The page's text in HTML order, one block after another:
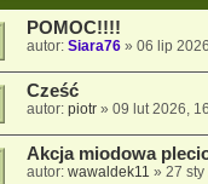
POMOC!!!!
autor: Siara76» 06 lip
Cześć
autor: piotr» 09 lut 2026,
Akcja miodowa
autor: wawaldek11 » 27